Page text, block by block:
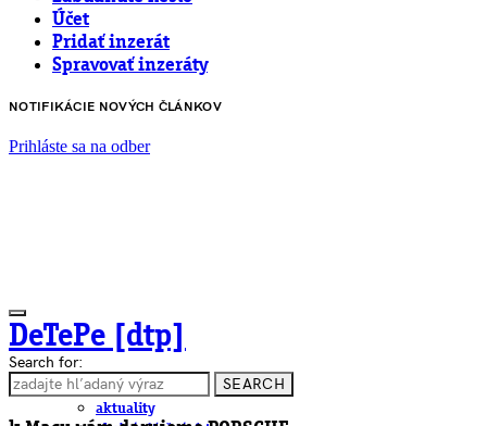
Účet
Pridať inzerát
Spravovať inzeráty
NOTIFIKÁCIE NOVÝCH ČLÁNKOV
Prihláste sa na odber
DeTePe [dtp]
ČLÁNKY
aktuality
Search for:
SEARCH